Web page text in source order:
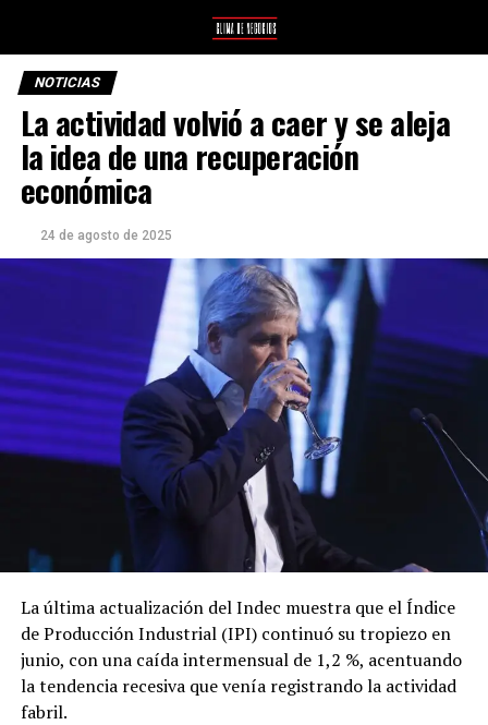
NOTICIAS
La actividad volvió a caer y se aleja
la idea de una recuperación
económica
24 de agosto de 2025
La última actualización del Indec muestra que el Índice
de Producción Industrial (IPI) continuó su tropiezo en
junio, con una caída intermensual de 1,2 %, acentuando
la tendencia recesiva que venía registrando la actividad
fabril.